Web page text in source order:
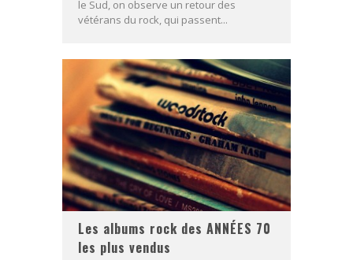
le Sud, on observe un retour des
vétérans du rock, qui passent...
Les albums rock des ANNÉES 70
les plus vendus